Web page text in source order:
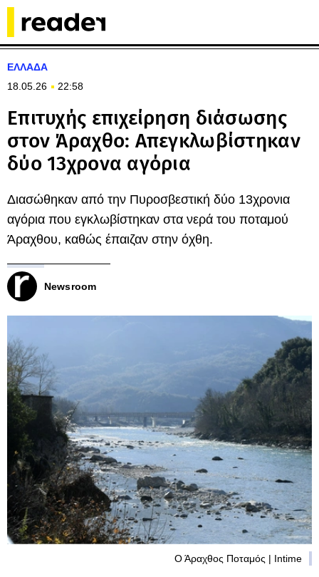
ΕΛΛΑΔΑ
18.05.26
22:58
Επιτυχής επιχείρηση διάσωσης
στον Άραχθο: Απεγκλωβίστηκαν
δύο 13χρονα αγόρια
Διασώθηκαν από την Πυροσβεστική δύο 13χρονια
αγόρια που εγκλωβίστηκαν στα νερά του ποταμού
Άραχθου, καθώς έπαιζαν στην όχθη.
Newsroom
Ο Άραχθος Ποταμός | Intime